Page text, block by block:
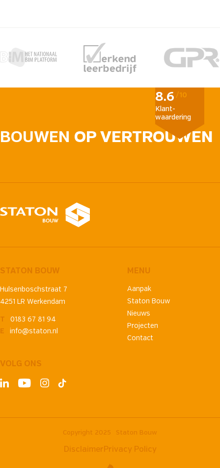
BOUWEN OP VERTROUWEN
8.6 /10
Klant­
waardering
STATON BOUW
Hulsenboschstraat 7
4251 LR Werkendam
T
0183 67 81 94
E
info@staton.nl
MENU
Aanpak
Staton Bouw
Nieuws
Projecten
Contact
VOLG ONS
Copyright 2025 Staton Bouw
Disclaimer Privacy Policy